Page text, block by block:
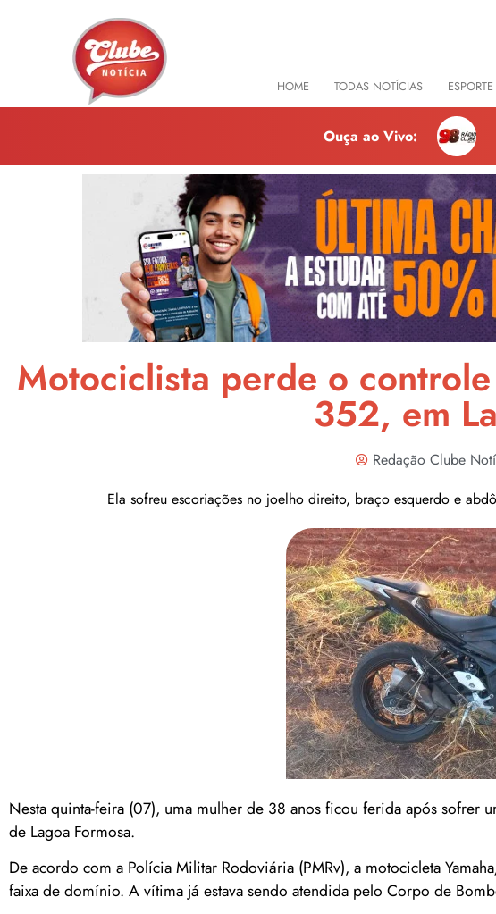
HOME TODAS NOTÍCIAS ESPORTE
Ouça ao Vivo:
Motociclista perde o
352, em
Redação Clube
Ela sofreu escoriações no joelho direito, braço esquerdo e
Nesta quinta-feira (07), uma mulher de 38 anos ficou ferida após sofrer
de Lagoa Formosa.
De acordo com a Polícia Militar Rodoviária (PMRv), a motocicleta
faixa de domínio. A vítima já estava sendo atendida pelo Corpo de